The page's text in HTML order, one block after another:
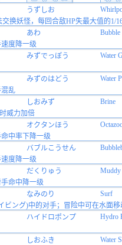
うずしお
交换妖怪，每回合敌HP失最大值的1/
あわ
Bubble
度降一级
みずでっぽう
Water
みずのはどう
Water
乱
しおみず
Brine
威力加倍
オクタンほう
中率下降一级
バブルこうせん
度降一级
だくりゅう
Muddy
命中降一级
なみのり
Surf
ビング)中的对手；冒险中可在水面移
ハイドロポンプ
Hydro
しおふき
Water